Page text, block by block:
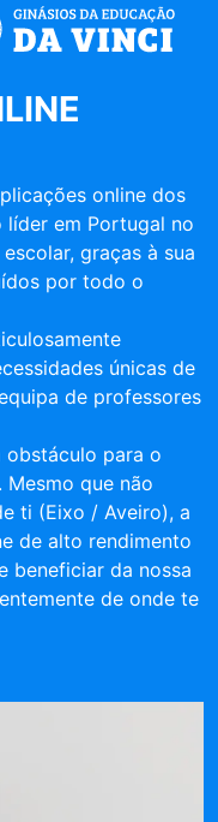
online dos
líder em Portugal no
graças à sua
por todo o
únicas de
de professores
obstáculo para o
Mesmo que não
ti (Eixo / Aveiro), a
de alto rendimento
beneficiar da nossa
de onde te